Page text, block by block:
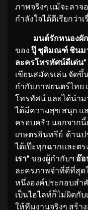
ภาพจริงๆ แม้จะลาจ
กำลังใจได้ดีเรียกว่า
มนต์รักหนองผั
ของ ปุ๊ ชุติมณฑ์ ชินมา
ละครโทรทัศน์ดีเด่น”
เขียนสมัครเล่น จัด
กำกับภาพยนตร์ไทย
โทรทัศน์ และได้นำ
ได้มีความสุข สนุก แ
ครอบครัว นอกจาก
เกษตรอินทรีย์ ด้าน
ได้เป๊ะทุกฉากและต
เรา” ของผู้กำกับฯ อ๊
ละครภาพจำที่ดีที่สุด
หนึ่งองค์ประกอบสำ
เป็นไฮไลท์ก็ไม่ผิดกั
ให้ทีมงานจริงๆ สร้า